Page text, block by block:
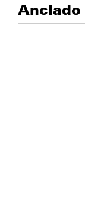
Anclado